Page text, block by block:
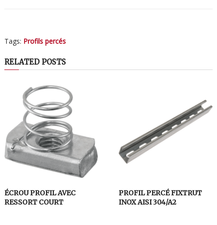
Tags: Profils percés
RELATED POSTS
ÉCROU PROFIL AVEC
RESSORT COURT
PROFIL PERCÉ FIXTRUT
INOX AISI 304/A2